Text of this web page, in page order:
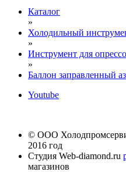
Каталог
»
Холодильный
»
Инструмент для
»
Баллон заправленный
Youtube
© ООО
2016 год
Студия Web-diamond.ru
магазинов